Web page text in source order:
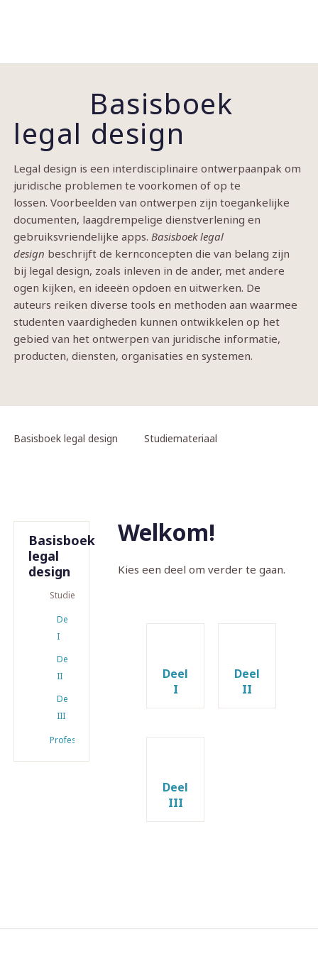
Basisboek
legal design
Legal design is een interdisciplinaire ontwerpaanpak om
juridische problemen te voorkomen of op te
lossen. Voorbeelden van ontwerpen zijn toegankelijke
documenten, laagdrempelige dienstverlening en
gebruiksvriendelijke apps. Basisboek legal
design beschrijft de kernconcepten die van belang zijn
bij legal design, zoals inleven in de ander, met andere
ogen kijken, en ideeën opdoen en uitwerken. De
auteurs reiken diverse tools en methoden aan waarmee
studenten vaardigheden kunnen ontwikkelen op het
gebied van het ontwerpen van juridische informatie,
producten, diensten, organisaties en systemen.
Basisboek legal design Studiemateriaal
Basisboek
legal
design
Studiemateriaal
Deel
I
Deel
II
Deel
III
Professionals
Welkom!
Kies een deel om verder te gaan.
Deel
I
Deel
II
Deel
III